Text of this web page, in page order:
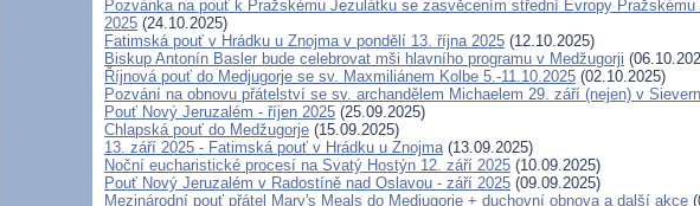
Pozvánka na pouť k Pražskému Jezulátku se zasvěcením střední Evropy
2025 (24.10.2025)
Fatimská pouť v Hrádku u Znojma v pondělí 13. října 2025 (12.10.2025)
Biskup Antonín Basler bude celebrovat mši hlavního programu v Medžugorji
Říjnová pouť do Medjugorje se sv. Maxmiliánem Kolbe 5.-11.10.2025 (02.10.2025)
Pozvání na obnovu přátelství se sv. archandělem Michaelem 29. září (nejen) v
Pouť Nový Jeruzalém - říjen 2025 (25.09.2025)
Chlapská pouť do Medžugorje (15.09.2025)
13. září 2025 - Fatimská pouť v Hrádku u Znojma(13.09.2025)
Noční eucharistické procesí na Svatý Hostýn 12. září 2025 (10.09.2025)
Pouť Nový Jeruzalém v Radostíně nad Oslavou - září 2025 (09.09.2025)
Mezinárodní pouť přátel Mary's Meals do Medjugorje + duchovní obnova a další akce